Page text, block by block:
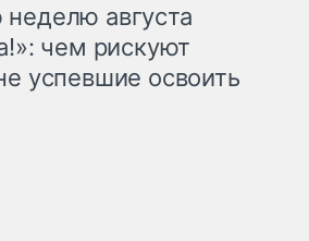
августа
чем рискуют
успевшие освоить